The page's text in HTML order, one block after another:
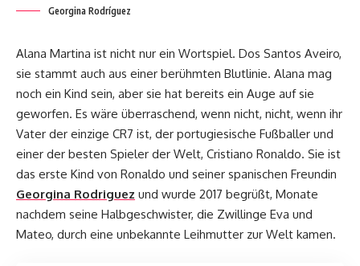
Georgina Rodríguez
Alana Martina ist nicht nur ein Wortspiel. Dos Santos Aveiro,
sie stammt auch aus einer berühmten Blutlinie. Alana mag
noch ein Kind sein, aber sie hat bereits ein Auge auf sie
geworfen. Es wäre überraschend, wenn nicht, nicht, wenn ihr
Vater der einzige CR7 ist, der portugiesische Fußballer und
einer der besten Spieler der Welt, Cristiano Ronaldo. Sie ist
das erste Kind von Ronaldo und seiner spanischen Freundin
Georgina Rodriguez und wurde 2017 begrüßt, Monate
nachdem seine Halbgeschwister, die Zwillinge Eva und
Mateo, durch eine unbekannte Leihmutter zur Welt kamen.